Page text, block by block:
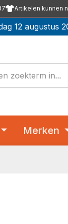
Artikelen kunnen
12 augustus
Merken